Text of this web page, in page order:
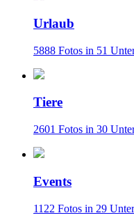
Urlaub
5888 Fotos in 51
Tiere
2601 Fotos in 30
Events
1122 Fotos in 29